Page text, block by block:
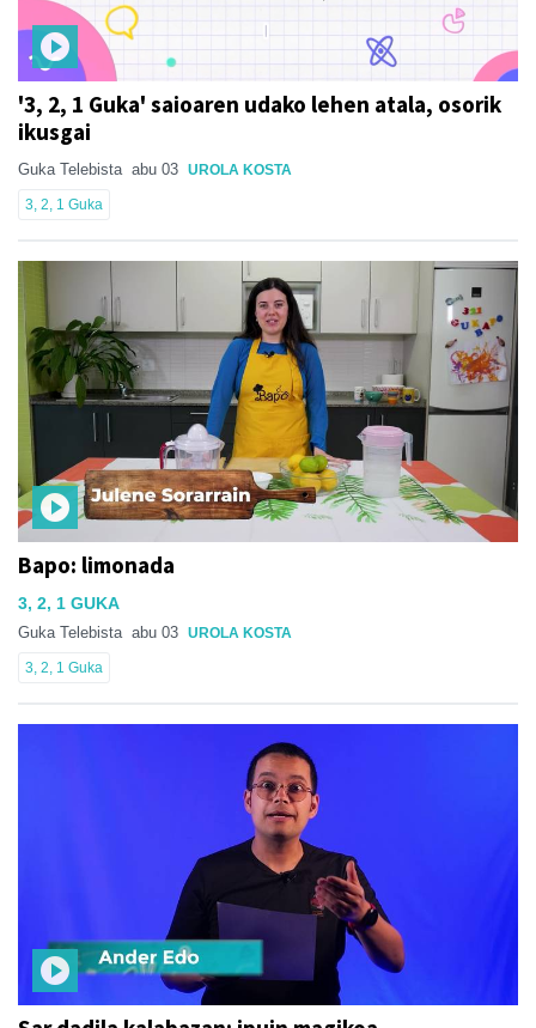
'3, 2, 1 Guka' saioaren udako lehen atala, osorik
ikusgai
Guka Telebista abu 03 UROLA KOSTA
3, 2, 1 Guka
Bapo: limonada
3, 2, 1 GUKA
Guka Telebista abu 03 UROLA KOSTA
3, 2, 1 Guka